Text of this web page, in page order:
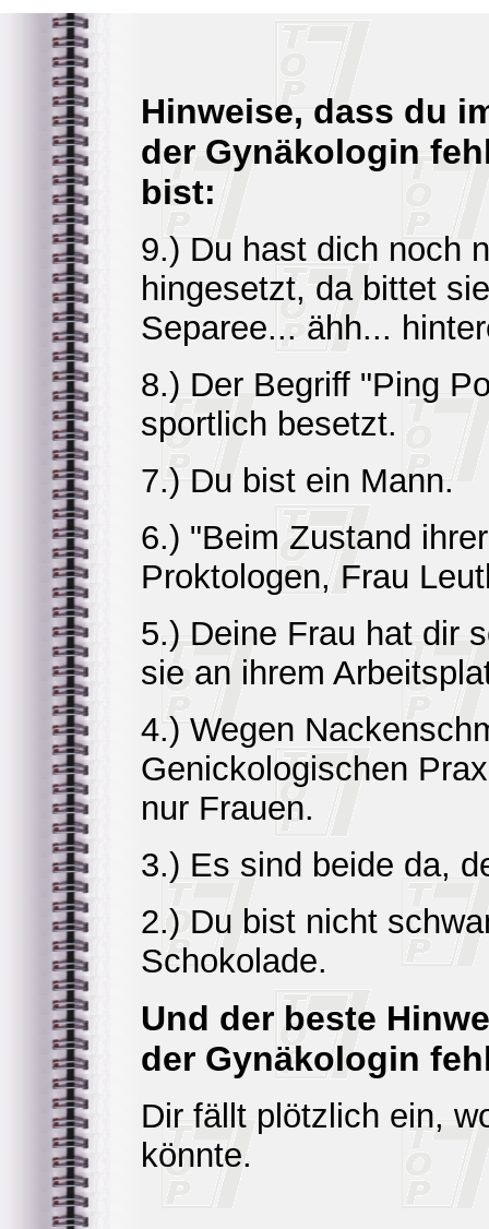
Hinweise, dass du
der Gynäkologin
bist:
9.) Du hast dich noch
hingesetzt, da bittet
Separee... ähh...
8.) Der Begriff "Ping
sportlich besetzt.
7.) Du bist ein Mann.
6.) "Beim Zustand
Proktologen, Frau
5.) Deine Frau hat dir
sie an ihrem
4.) Wegen
Genickologischen
nur Frauen.
3.) Es sind beide da,
2.) Du bist nicht
Schokolade.
Und der beste
der Gynäkologin
Dir fällt plötzlich ein,
könnte.